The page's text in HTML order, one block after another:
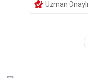
Uzman Onaylı